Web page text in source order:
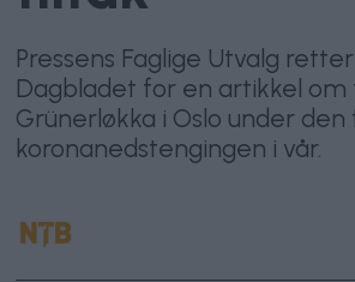
Pressens Faglige Utvalg
Dagbladet for en artikkel om
Grünerløkka i Oslo under
koronanedstengingen i vår.